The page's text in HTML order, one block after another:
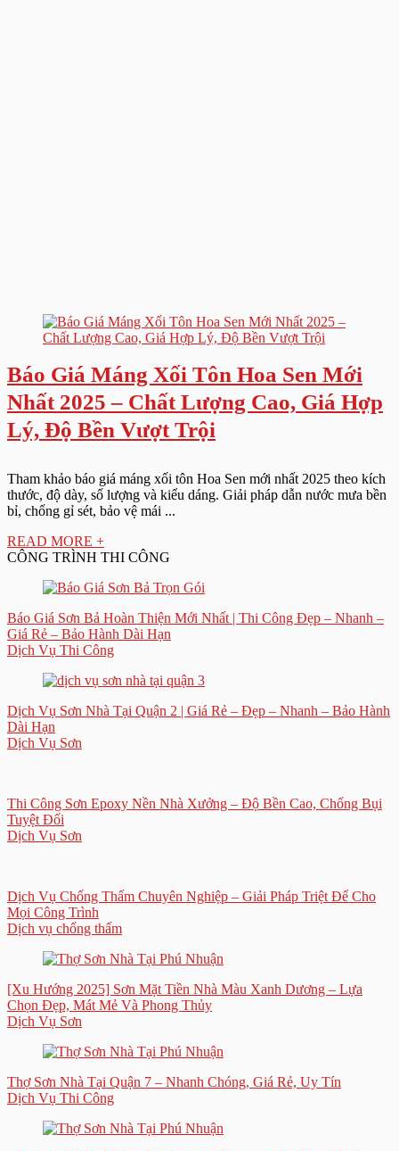
Báo Giá Máng Xối Tôn Hoa Sen Mới
Nhất 2025 – Chất Lượng Cao, Giá Hợp
Lý, Độ Bền Vượt Trội
Tham khảo báo giá máng xối tôn Hoa Sen mới nhất 2025 theo kích
thước, độ dày, số lượng và kiểu dáng. Giải pháp dẫn nước mưa bền
bỉ, chống gỉ sét, bảo vệ mái ...
READ MORE +
CÔNG TRÌNH THI CÔNG
Báo Giá Sơn Bả Hoàn Thiện Mới Nhất | Thi Công Đẹp – Nhanh –
Giá Rẻ – Bảo Hành Dài Hạn
Dịch Vụ Thi Công
Dịch Vụ Sơn Nhà Tại Quận 2 | Giá Rẻ – Đẹp – Nhanh – Bảo Hành
Dài Hạn
Dịch Vụ Sơn
Thi Công Sơn Epoxy Nền Nhà Xưởng – Độ Bền Cao, Chống Bụi
Tuyệt Đối
Dịch Vụ Sơn
Dịch Vụ Chống Thấm Chuyên Nghiệp – Giải Pháp Triệt Để Cho
Mọi Công Trình
Dịch vụ chống thấm
[Xu Hướng 2025] Sơn Mặt Tiền Nhà Màu Xanh Dương – Lựa
Chọn Đẹp, Mát Mẻ Và Phong Thủy
Dịch Vụ Sơn
Thợ Sơn Nhà Tại Quận 7 – Nhanh Chóng, Giá Rẻ, Uy Tín
Dịch Vụ Thi Công